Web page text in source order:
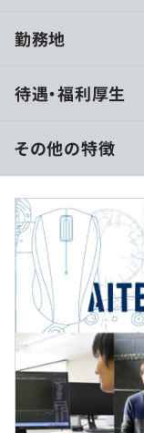
は抜群です。
すので、腰を据え
＜システム開発＞
・鉄道運行管理シス
・車両情報システム
・旅客案内システ
＜組み込み開発＞
・車載インフォテ
・スマート家電（
勤務地
待遇・福利厚生
■想定年収
360万円～650万円
■月給制
月給 220,000円～
基本給 185,000～
諸手当 35,000～
■賞与実績:3.3ヶ
※残業手当：100
その他の特徴